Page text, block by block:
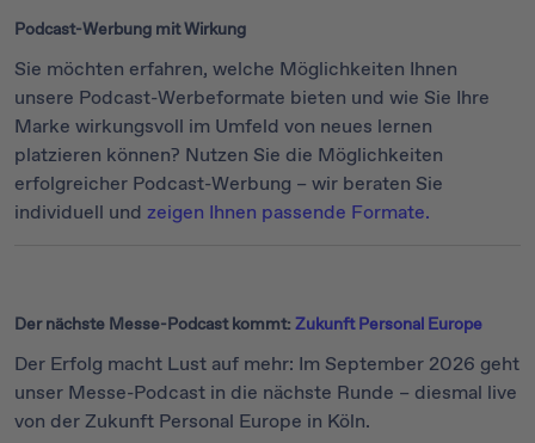
Podcast-Werbung mit Wirkung
Sie möchten erfahren, welche Möglichkeiten Ihnen
unsere Podcast-Werbeformate bieten und wie Sie Ihre
Marke wirkungsvoll im Umfeld von neues lernen
platzieren können? Nutzen Sie die Möglichkeiten
erfolgreicher Podcast-Werbung – wir beraten Sie
individuell und zeigen Ihnen passende Formate.
Der nächste Messe-Podcast kommt: Zukunft Personal Europe
Der Erfolg macht Lust auf mehr: Im September 2026 geht
unser Messe-Podcast in die nächste Runde – diesmal live
von der Zukunft Personal Europe in Köln.